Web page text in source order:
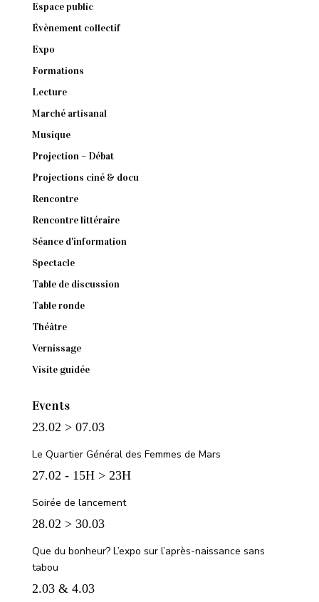
Espace public
Évènement collectif
Expo
Formations
Lecture
Marché artisanal
Musique
Projection – Débat
Projections ciné & docu
Rencontre
Rencontre littéraire
Séance d'information
Spectacle
Table de discussion
Table ronde
Théâtre
Vernissage
Visite guidée
Events
23.02 > 07.03
Le Quartier Général des Femmes de Mars
27.02 - 15H > 23H
Soirée de lancement
28.02 > 30.03
Que du bonheur? L’expo sur l’après-naissance sans
tabou
2.03 & 4.03